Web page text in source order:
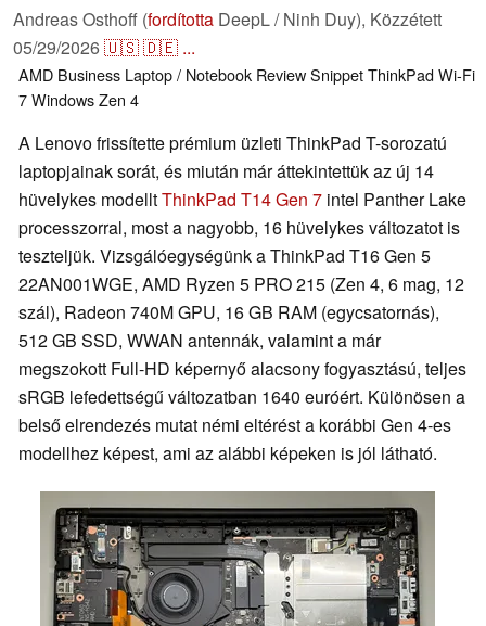
Andreas Osthoff (fordította DeepL / Ninh Duy), Közzétett
05/29/2026🇺🇸🇩🇪 ...
AMD Business Laptop / Notebook Review SnippetThinkPadWi-Fi
7WindowsZen 4
A Lenovo frissítette prémium üzleti ThinkPad T-sorozatú
laptopjainak sorát, és miután már áttekintettük az új 14
hüvelykes modelltThinkPad T14 Gen 7 intel Panther Lake
processzorral, most a nagyobb, 16 hüvelykes változatot is
teszteljük. Vizsgálóegységünk a ThinkPad T16 Gen 5
22AN001WGE, AMD Ryzen 5 PRO 215 (Zen 4, 6 mag, 12
szál), Radeon 740M GPU, 16 GB RAM (egycsatornás),
512 GB SSD, WWAN antennák, valamint a már
megszokott Full-HD képernyő alacsony fogyasztású, teljes
sRGB lefedettségű változatban 1640 euróért. Különösen a
belső elrendezés mutat némi eltérést a korábbi Gen 4-es
modellhez képest, ami az alábbi képeken is jól látható.